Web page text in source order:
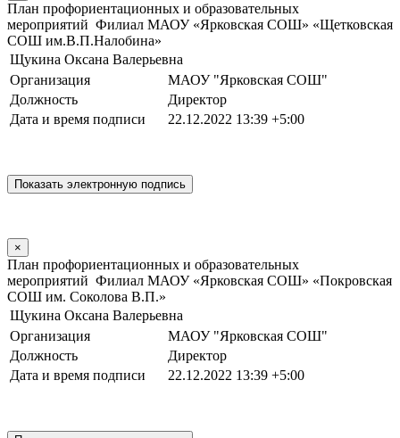
План профориентационных и образовательных
мероприятий Филиал МАОУ «Ярковская СОШ» «Щетковская
СОШ им.В.П.Налобина»
Щукина Оксана Валерьевна
Организация
МАОУ "Ярковская СОШ"
Должность
Директор
Дата и время подписи
22.12.2022 13:39 +5:00
×
План профориентационных и образовательных
мероприятий Филиал МАОУ «Ярковская СОШ» «Покровская
СОШ им. Соколова В.П.»
Щукина Оксана Валерьевна
Организация
МАОУ "Ярковская СОШ"
Должность
Директор
Дата и время подписи
22.12.2022 13:39 +5:00